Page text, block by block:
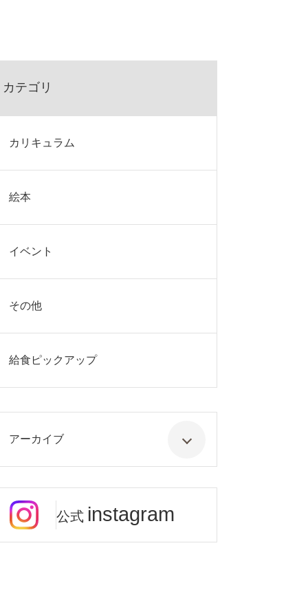
カテゴリ
カリキュラム
絵本
イベント
その他
給食ピックアップ
アーカイブ
公式 instagram